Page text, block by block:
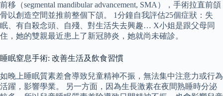
前移（segmental mandibular advancement, SMA），手術拉直前頜
骨以創造空間並推前整個下頜。 1分鐘自我評估25個症狀：失
眠、有自殺念頭、自殘、對生活失去興趣… X小姐是跟父母同
住，她的雙親最近患上了新冠肺炎，她就尚未確診。
睡眠窒息手術: 改善生活及飲食習慣
如晚上睡眠質素差會導致兒童精神不振，無法集中注意力或行為
活躍，影響學業。 另一方面，因為生長激素在夜間熟睡時分泌